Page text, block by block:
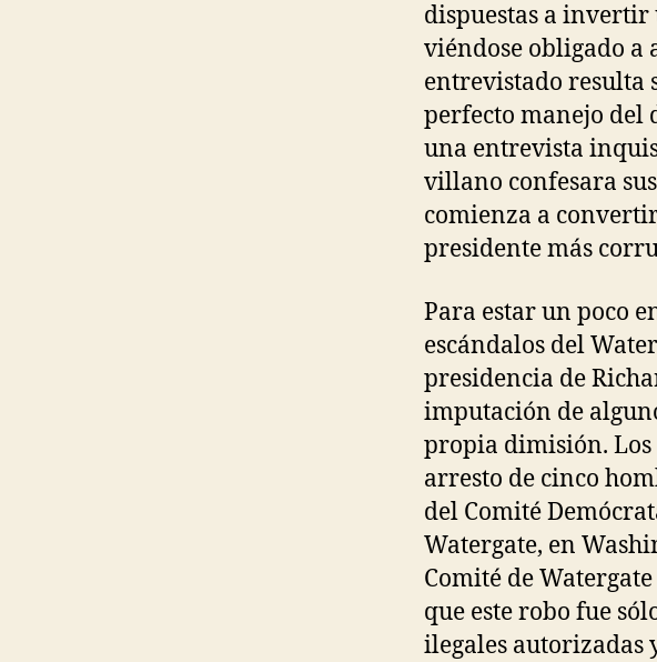
dispuestas a invertir
viéndose obligado a
entrevistado
perfecto manejo del
una entrevista
villano confesara
comienza a
presidente más
Para estar un poco
escándalos del
presidencia de
imputación de
propia dimisión. Los
arresto de cinco
del Comité
Watergate, en
Comité de
que este robo fue
ilegales autorizadas